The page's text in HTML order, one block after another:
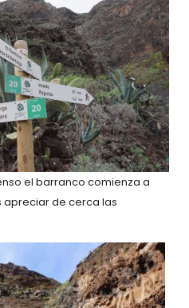
el barranco comienza a
de cerca las